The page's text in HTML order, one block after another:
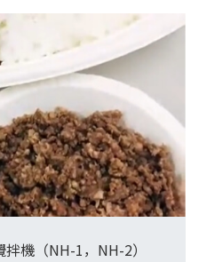
機（NH-1，NH-2）​